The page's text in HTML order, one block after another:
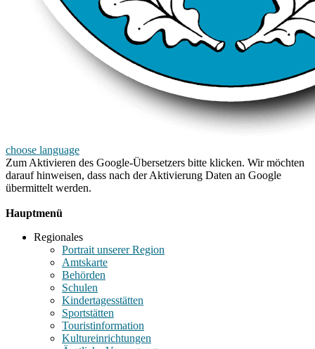
choose language
Zum Aktivieren des Google-Übersetzers bitte klicken. Wir möchten
darauf hinweisen, dass nach der Aktivierung Daten an Google
übermittelt werden.
Hauptmenü
Regionales
Portrait unserer Region
Amtskarte
Behörden
Schulen
Kindertagesstätten
Sportstätten
Touristinformation
Kultureinrichtungen